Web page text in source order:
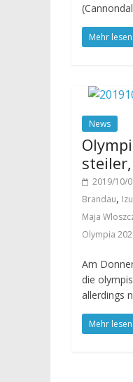
Mehr lesen
News
2019/10/
Brandau, Izu
Maja
Olympia
Am
die
allerdings
Mehr lesen